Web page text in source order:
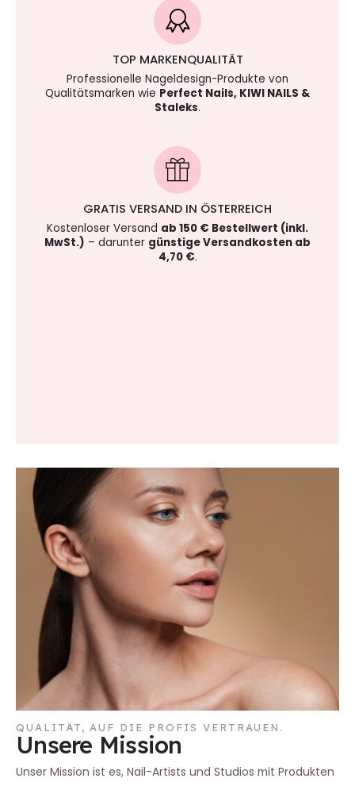
TOP MARKENQUALITÄT
Professionelle Nageldesign-Produkte von
Qualitätsmarken wie Perfect Nails, KIWI NAILS &
Staleks.
GRATIS VERSAND IN ÖSTERREICH
Kostenloser Versand ab 150 € Bestellwert (inkl.
MwSt.) – darunter günstige Versandkosten ab
4,70 €.
QUALITÄT, AUF DIE PROFIS VERTRAUEN.
Unsere Mission
Unser Mission ist es, Nail-Artists und Studios mit Produkten